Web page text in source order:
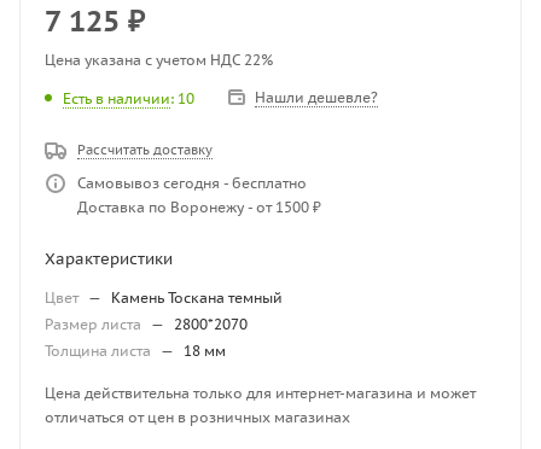
7 125 ₽
Цена указана с учетом НДС 22%
Есть в наличии: 10 Нашли дешевле?
Рассчитать доставку
Самовывоз сегодня - бесплатно
Доставка по Воронежу - от 1500 ₽
Характеристики
Цвет —
Камень Тоскана темный
Размер листа
— 2800*2070
Толщина листа
— 18 мм
Цена действительна только для интернет-магазина и может
отличаться от цен в розничных магазинах